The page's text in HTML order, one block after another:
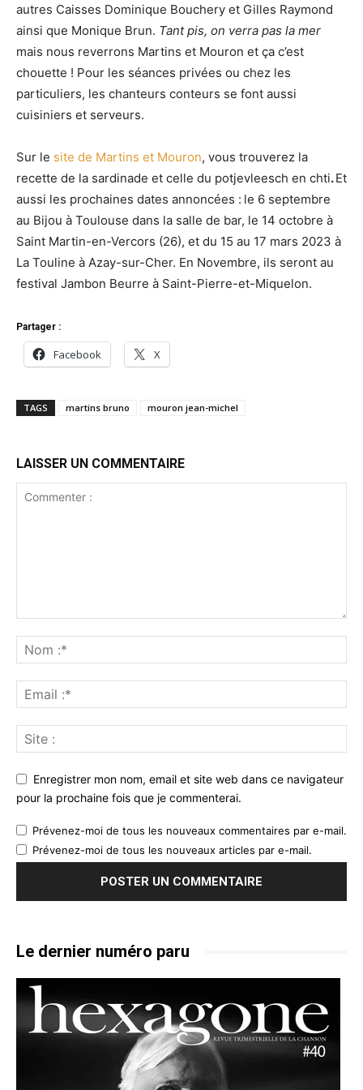
autres Caisses Dominique Bouchery et Gilles Raymond
ainsi que Monique Brun. Tant pis, on verra pas la mer
mais nous reverrons Martins et Mouron et ça c’est
chouette ! Pour les séances privées ou chez les
particuliers, les chanteurs conteurs se font aussi
cuisiniers et serveurs.
Sur le site de Martins et Mouron, vous trouverez la
recette de la sardinade et celle du potjevleesch en chti.Et
aussi les prochaines dates annoncées : le 6 septembre
au Bijou à Toulouse dans la salle de bar, le 14 octobre à
Saint Martin-en-Vercors (26), et du 15 au 17 mars 2023 à
La Touline à Azay-sur-Cher. En Novembre, ils seront au
festival Jambon Beurre à Saint-Pierre-et-Miquelon.
Partager :
Facebook X
TAGS martins bruno mouron jean-michel
LAISSER UN COMMENTAIRE
Enregistrer mon nom, email et site web dans ce navigateur
pour la prochaine fois que je commenterai.
Prévenez-moi de tous les nouveaux commentaires par e-mail.
Prévenez-moi de tous les nouveaux articles par e-mail.
Le dernier numéro paru